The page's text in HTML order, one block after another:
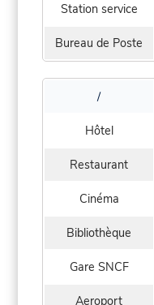
Station service
Bureau de Poste
/
Hôtel
Restaurant
Cinéma
Bibliothèque
Gare SNCF
Aeroport